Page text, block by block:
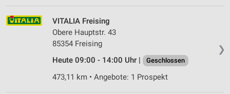
❯
VITALIA Freising
Obere Hauptstr. 43
85354 Freising
Heute 09:00 - 14:00 Uhr |
Geschlossen
473,11 km • Angebote: 1 Prospekt
Messung der Werbeleistung
Messung der Performance von Inhalten
Analyse von Zielgruppen durch Statistiken oder
Kombinationen von Daten aus verschiedenen